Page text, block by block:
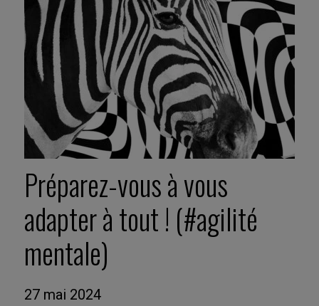
Préparez-vous à vous
adapter à tout ! (#agilité
mentale)
27 mai 2024